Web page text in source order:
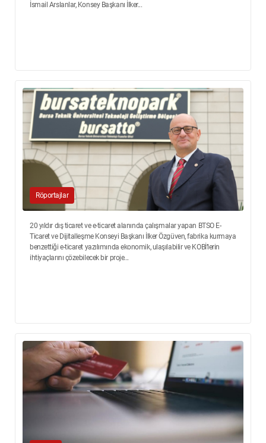
İsmail Arslanlar, Konsey Başkanı İlker...
Röportajlar
20 yıldır dış ticaret ve e-ticaret alanında çalışmalar yapan BTSO E-
Ticaret ve Dijitalleşme Konseyi Başkanı İlker Özgüven, fabrika kurmaya
benzettiği e-ticaret yazılımında ekonomik, ulaşılabilir ve KOBİ’lerin
ihtiyaçlarını çözebilecek bir proje...